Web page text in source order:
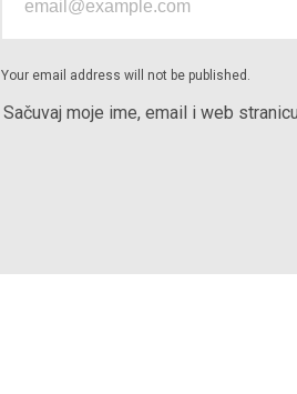
Your email address will not be published.
Sačuvaj moje ime, email i web